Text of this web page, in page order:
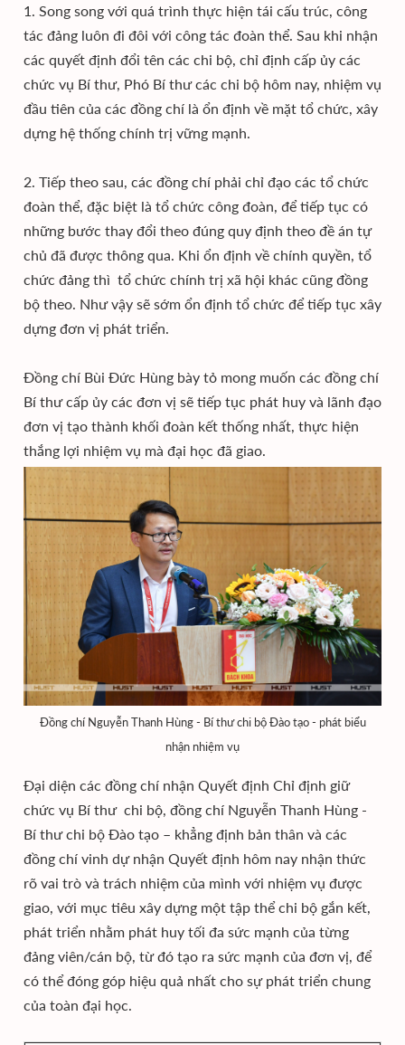
1. Song song với quá trình thực hiện tái cấu trúc, công
tác đảng luôn đi đôi với công tác đoàn thể. Sau khi nhận
các quyết định đổi tên các chi bộ, chỉ định cấp ủy các
chức vụ Bí thư, Phó Bí thư các chi bộ hôm nay, nhiệm vụ
đầu tiên của các đồng chí là ổn định về mặt tổ chức, xây
dựng hệ thống chính trị vững mạnh.
2. Tiếp theo sau, các đồng chí phải chỉ đạo các tổ chức
đoàn thể, đặc biệt là tổ chức công đoàn, để tiếp tục có
những bước thay đổi theo đúng quy định theo đề án tự
chủ đã được thông qua. Khi ổn định về chính quyền, tổ
chức đảng thì tổ chức chính trị xã hội khác cũng đồng
bộ theo. Như vậy sẽ sớm ổn định tổ chức để tiếp tục xây
dựng đơn vị phát triển.
Đồng chí Bùi Đức Hùng bày tỏ mong muốn các đồng chí
Bí thư cấp ủy các đơn vị sẽ tiếp tục phát huy và lãnh đạo
đơn vị tạo thành khối đoàn kết thống nhất, thực hiện
thắng lợi nhiệm vụ mà đại học đã giao.
Đồng chí Nguyễn Thanh Hùng - Bí thư chi bộ Đào tạo - phát biểu
nhận nhiệm vụ
Đại diện các đồng chí nhận Quyết định Chỉ định giữ
chức vụ Bí thư chi bộ, đồng chí Nguyễn Thanh Hùng -
Bí thư chi bộ Đào tạo – khẳng định bản thân và các
đồng chí vinh dự nhận Quyết định hôm nay nhận thức
rõ vai trò và trách nhiệm của mình với nhiệm vụ được
giao, với mục tiêu xây dựng một tập thể chi bộ gắn kết,
phát triển nhằm phát huy tối đa sức mạnh của từng
đảng viên/cán bộ, từ đó tạo ra sức mạnh của đơn vị, để
có thể đóng góp hiệu quả nhất cho sự phát triển chung
của toàn đại học.